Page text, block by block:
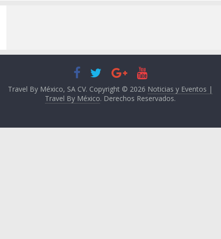
Travel By México, SA CV. Copyright © 2026 Noticias y Eventos |
Travel By México. Derechos Reservados.